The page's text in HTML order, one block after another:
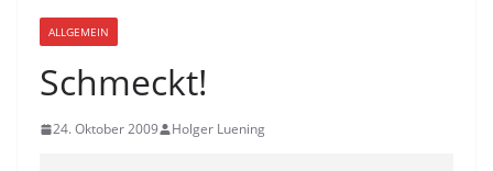
ALLGEMEIN
Schmeckt!
24. Oktober 2009 Holger Luening